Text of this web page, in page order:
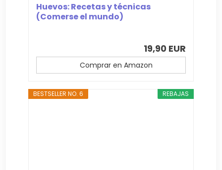
Huevos: Recetas y técnicas
(Comerse el mundo)
19,90 EUR
Comprar en Amazon
REBAJAS
BESTSELLER NO. 6